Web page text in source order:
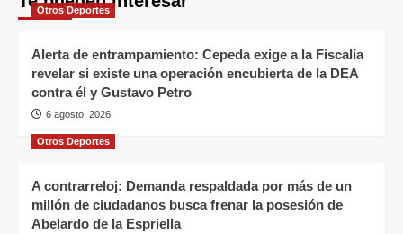
Otros Deportes
Alerta de entrampamiento: Cepeda exige a la Fiscalía
revelar si existe una operación encubierta de la DEA
contra él y Gustavo Petro
6 agosto, 2026
Otros Deportes
A contrarreloj: Demanda respaldada por más de un
millón de ciudadanos busca frenar la posesión de
Abelardo de la Espriella